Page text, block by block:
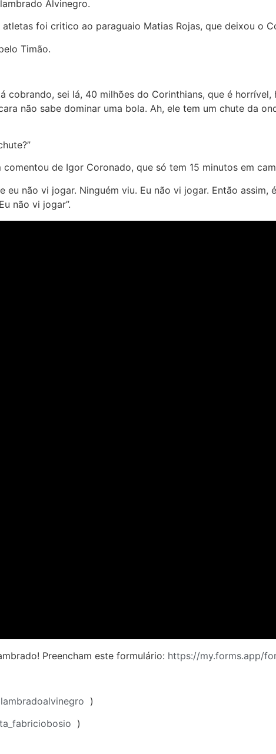
Alvinegro.
foi critico ao paraguaio Matias Rojas, que deixou o
Timão.
sei lá, 40 milhões do Corinthians, que é
não sabe dominar uma bola. Ah, ele tem um chute da
de Igor Coronado, que só tem 15 minutos em
não vi jogar. Ninguém viu. Eu não vi jogar. Então
não vi jogar”.
Preencham este formulário: https://my.forms.app/
)
)